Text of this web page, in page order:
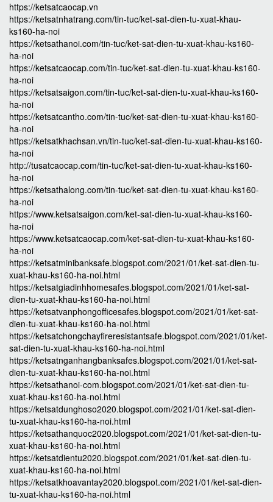
https://ketsatcaocap.vn
https://ketsatnhatrang.com/tin-tuc/ket-sat-dien-tu-xuat-khau-
ks160-ha-noi
https://ketsathanoi.com/tin-tuc/ket-sat-dien-tu-xuat-khau-ks160-
ha-noi
https://ketsatcaocap.com/tin-tuc/ket-sat-dien-tu-xuat-khau-ks160-
ha-noi
https://ketsatsaigon.com/tin-tuc/ket-sat-dien-tu-xuat-khau-ks160-
ha-noi
https://ketsatcantho.com/tin-tuc/ket-sat-dien-tu-xuat-khau-ks160-
ha-noi
https://ketsatkhachsan.vn/tin-tuc/ket-sat-dien-tu-xuat-khau-ks160-
ha-noi
http://tusatcaocap.com/tin-tuc/ket-sat-dien-tu-xuat-khau-ks160-
ha-noi
https://ketsathalong.com/tin-tuc/ket-sat-dien-tu-xuat-khau-ks160-
ha-noi
https://www.ketsatsaigon.com/ket-sat-dien-tu-xuat-khau-ks160-
ha-noi
https://www.ketsatcaocap.com/ket-sat-dien-tu-xuat-khau-ks160-
ha-noi
https://ketsatminibanksafe.blogspot.com/2021/01/ket-sat-dien-tu-
xuat-khau-ks160-ha-noi.html
https://ketsatgiadinhhomesafes.blogspot.com/2021/01/ket-sat-
dien-tu-xuat-khau-ks160-ha-noi.html
https://ketsatvanphongofficesafes.blogspot.com/2021/01/ket-sat-
dien-tu-xuat-khau-ks160-ha-noi.html
https://ketsatchongchayfireresistantsafe.blogspot.com/2021/01/ket-
sat-dien-tu-xuat-khau-ks160-ha-noi.html
https://ketsatnganhangbanksafes.blogspot.com/2021/01/ket-sat-
dien-tu-xuat-khau-ks160-ha-noi.html
https://ketsathanoi-com.blogspot.com/2021/01/ket-sat-dien-tu-
xuat-khau-ks160-ha-noi.html
https://ketsatdunghoso2020.blogspot.com/2021/01/ket-sat-dien-
tu-xuat-khau-ks160-ha-noi.html
https://ketsathanquoc2020.blogspot.com/2021/01/ket-sat-dien-tu-
xuat-khau-ks160-ha-noi.html
https://ketsatdientu2020.blogspot.com/2021/01/ket-sat-dien-tu-
xuat-khau-ks160-ha-noi.html
https://ketsatkhoavantay2020.blogspot.com/2021/01/ket-sat-dien-
tu-xuat-khau-ks160-ha-noi.html